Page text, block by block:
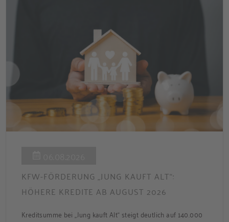
KFW-FÖRDERUNG „JUNG KAUFT ALT“:
HÖHERE KREDITE AB AUGUST 2026
Kreditsumme bei „Jung kauft Alt“ steigt deutlich auf 140.000